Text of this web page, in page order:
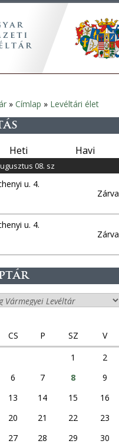
» Címlap » Levéltári élet
Heti Havi
08. sz
u. 4.
Zárva
u. 4.
Zárva
CS P SZ
V
1
2
6 7 8
9
13 14 15
16
20 21 22
23
27 28 29
30